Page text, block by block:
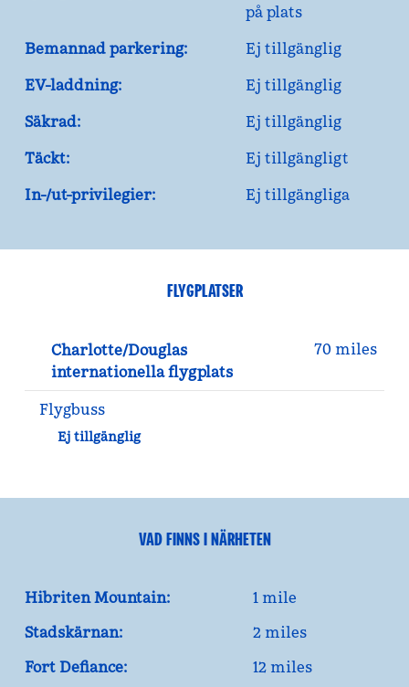
på plats
Bemannad parkering:
Ej tillgänglig
EV-laddning:
Ej tillgänglig
Säkrad:
Ej tillgänglig
Täckt:
Ej tillgängligt
In-/ut-privilegier:
Ej tillgängliga
FLYGPLATSER
Charlotte/Douglas
internationella flygplats
70 miles
Flygbuss
Ej tillgänglig
VAD FINNS I NÄRHETEN
Hibriten Mountain:
1 mile
Stadskärnan:
2 miles
Fort Defiance:
12 miles